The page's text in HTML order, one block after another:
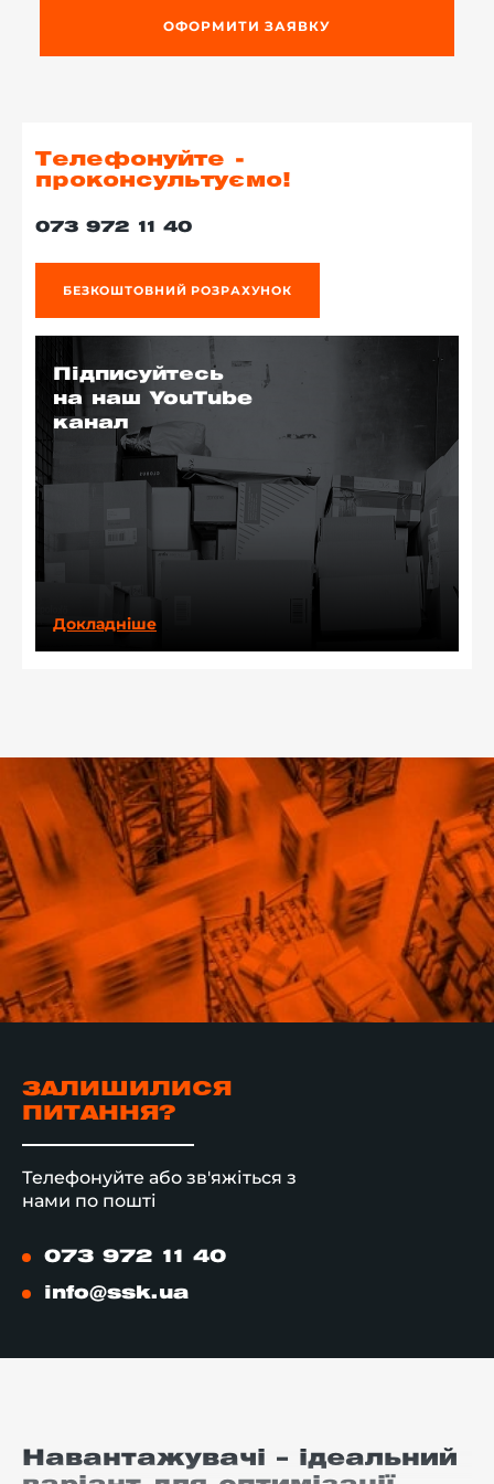
ОФОРМИТИ ЗАЯВКУ
Телефонуйте -
проконсультуємо!
073 972 11 40
БЕЗКОШТОВНИЙ РОЗРАХУНОК
Підписуйтесь
на наш YouTube
канал
Докладніше
ЗАЛИШИЛИСЯ
ПИТАННЯ?
Телефонуйте або зв'яжіться з
нами по пошті
073 972 11 40
info@ssk.ua
Навантажувачі – ідеальний